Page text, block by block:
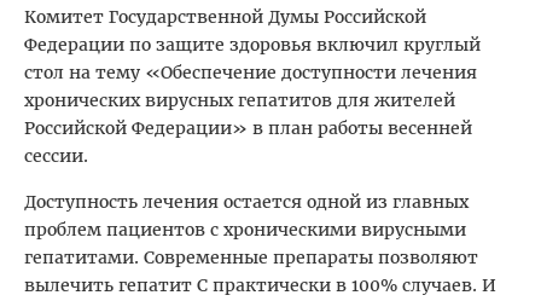
Комитет Государственной Думы Российской
Федерации по защите здоровья включил круглый
стол на тему «Обеспечение доступности лечения
хронических вирусных гепатитов для жителей
Российской Федерации» в план работы весенней
сессии.
Доступность лечения остается одной из главных
проблем пациентов с хроническими вирусными
гепатитами. Современные препараты позволяют
вылечить гепатит С практически в 100% случаев. И